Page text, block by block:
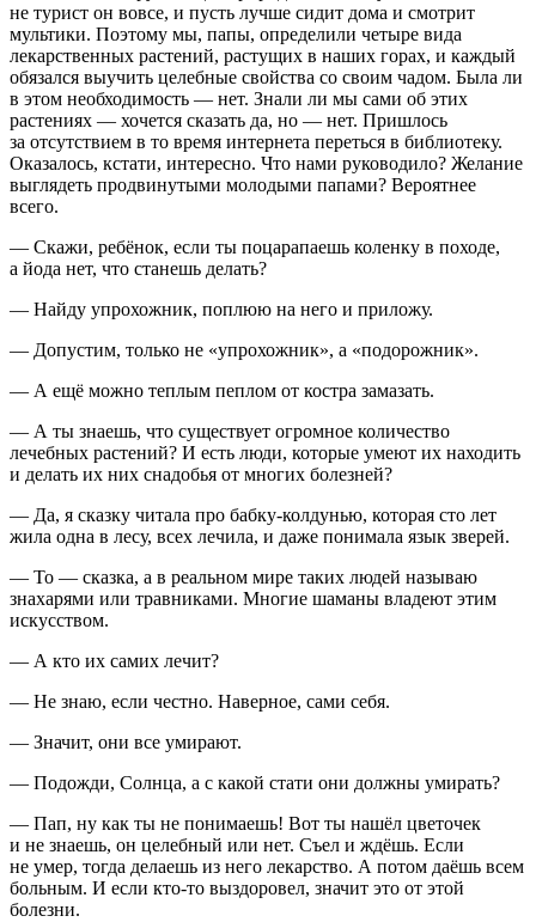
не турист он вовсе, и пусть лучше сидит дома и смотрит
мультики. Поэтому мы, папы, определили четыре вида
лекарственных растений, растущих в наших горах, и каждый
обязался выучить целебные свойства со своим чадом. Была ли
в этом необходимость — нет. Знали ли мы сами об этих
растениях — хочется сказать да, но — нет. Пришлось
за отсутствием в то время интернета переться в библиотеку.
Оказалось, кстати, интересно. Что нами руководило? Желание
выглядеть продвинутыми молодыми папами? Вероятнее
всего.
— Скажи, ребёнок, если ты поцарапаешь коленку в походе,
а йода нет, что станешь делать?
— Найду упрохожник, поплюю на него и приложу.
— Допустим, только не «упрохожник», а «подорожник».
— А ещё можно теплым пеплом от костра замазать.
— А ты знаешь, что существует огромное количество
лечебных растений? И есть люди, которые умеют их находить
и делать их них снадобья от многих болезней?
— Да, я сказку читала про бабку-колдунью, которая сто лет
жила одна в лесу, всех лечила, и даже понимала язык зверей.
— То — сказка, а в реальном мире таких людей называю
знахарями или травниками. Многие шаманы владеют этим
искусством.
— А кто их самих лечит?
— Не знаю, если честно. Наверное, сами себя.
— Значит, они все умирают.
— Подожди, Солнца, а с какой стати они должны умирать?
— Пап, ну как ты не понимаешь! Вот ты нашёл цветочек
и не знаешь, он целебный или нет. Съел и ждёшь. Если
не умер, тогда делаешь из него лекарство. А потом даёшь всем
больным. И если кто-то выздоровел, значит это от этой
болезни.